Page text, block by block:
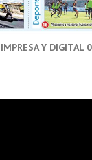
Y DIGITAL